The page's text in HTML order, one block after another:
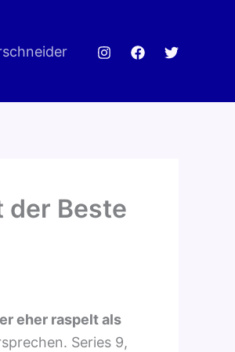
der Beste
eher raspelt als
Series 9,